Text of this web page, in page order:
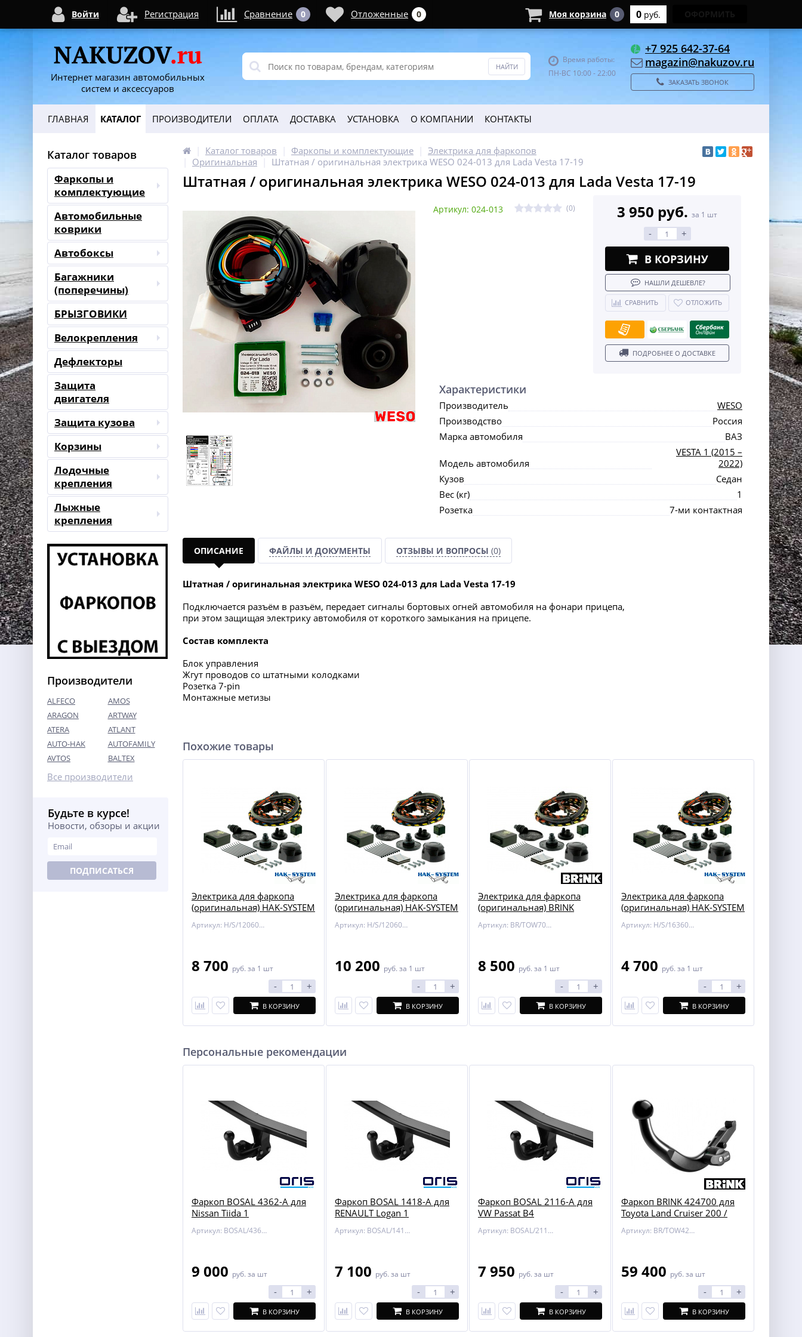
Интернет магазин автомобильных
систем и аксессуаров
Время работы:
ПН-ВС 10:00 - 22:00
+7 925 642-37-64
magazin@nakuzov.ru
ЗАКАЗАТЬ ЗВОНОК
ГЛАВНАЯ КАТАЛОГ ПРОИЗВОДИТЕЛИ ОПЛАТА ДОСТАВКА УСТАНОВКА О КОМПАНИИ КОНТАКТЫ
Каталог товаров
Фаркопы и
комплектующие
Автомобильные
коврики
Автобоксы
Багажники
(поперечины)
БРЫЗГОВИКИ
Велокрепления
Дефлекторы
Защита
двигателя
Защита кузова
Корзины
Лодочные
крепления
Лыжные
крепления
Производители
ALFECO
AMOS
ARAGON
ARTWAY
ATERA
ATLANT
AUTO-HAK
AUTOFAMILY
AVTOS
BALTEX
Все производители
Будьте в курсе!
Новости, обзоры и акции
ПОДПИСАТЬСЯ
Каталог товаров Фаркопы и комплектующие
Электрика для фаркопов
Оригинальная
Штатная / оригинальная электрика WESO 024-013 для Lada Vesta 17-19
Штатная / оригинальная электрика WESO 024-013 для Lada Vesta 17-19
Артикул: 024-013 (0) 3 950 руб. за 1 шт
- +
В КОРЗИНУ
НАШЛИ ДЕШЕВЛЕ?
СРАВНИТЬ ОТЛОЖИТЬ
ПОДРОБНЕЕ О ДОСТАВКЕ
Характеристики
Производитель
WESO
Производство
Россия
Марка автомобиля
ВАЗ
Модель автомобиля
VESTA 1 (2015 –
2022)
Кузов
Седан
Вес (кг)
1
Розетка
7-ми контактная
ОПИСАНИЕ ФАЙЛЫ И ДОКУМЕНТЫ ОТЗЫВЫ И ВОПРОСЫ (0)
Штатная / оригинальная электрика WESO 024-013 для Lada Vesta 17-19
Подключается разъём в разъём, передает сигналы бортовых огней автомобиля на фонари прицепа,
при этом защищая электрику автомобиля от короткого замыкания на прицепе.
Состав комплекта
Блок управления
Жгут проводов со штатными колодками
Розетка 7-pin
Монтажные метизы
Похожие товары
Электрика для фаркопа
(оригинальная) HAK-SYSTEM
Артикул: H/S/12060515
8 700 руб. за 1 шт
- +
В КОРЗИНУ
Электрика для фаркопа
(оригинальная) HAK-SYSTEM
363 / Tourneo Custom 362
Артикул: H/S/12060559
10 200 руб. за 1 шт
- +
В КОРЗИНУ
Электрика для фаркопа
(оригинальная) BRINK
Grand Picasso 06-
Артикул: BR/TOW705432
8 500 руб. за 1 шт
- +
В КОРЗИНУ
Электрика для фаркопа
(оригинальная) HAK-SYSTEM
Артикул: H/S/16360500
4 700 руб. за 1 шт
- +
В КОРЗИНУ
Персональные рекомендации
Фаркоп BOSAL 4362-A для
Nissan Tiida 1
Артикул: BOSAL/4362-A
9 000 руб. за шт
- +
В КОРЗИНУ
Фаркоп BOSAL 1418-A для
RENAULT Logan 1
Артикул: BOSAL/1418-A
7 100 руб. за шт
- +
В КОРЗИНУ
Фаркоп BOSAL 2116-A для
VW Passat B4
Артикул: BOSAL/2116-A
7 950 руб. за шт
- +
В КОРЗИНУ
Фаркоп BRINK 424700 для
Toyota Land Cruiser 200 /
Артикул: BR/TOW424700
59 400 руб. за шт
- +
В КОРЗИНУ
Войти Регистрация Сравнение 0 Отложенные 0 Моя корзина 0 0 руб.